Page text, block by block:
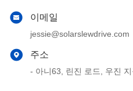
이메일
jessie@solarslewdrive.com
주소
- 아니63, 린진 로드, 우진